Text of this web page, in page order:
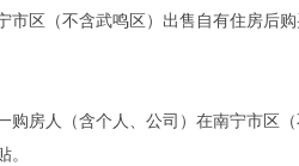
区（不含武鸣区）出售自有住房后
房人（含个人、公司）在南宁市区
。